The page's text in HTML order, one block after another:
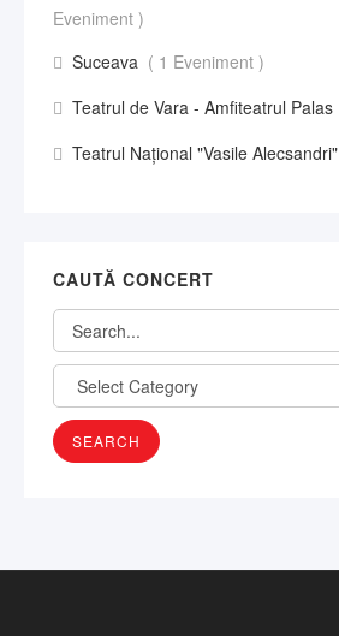
Eveniment )
Suceava ( 1 Eveniment )
Teatrul de Vara - Amfiteatrul Palas
Teatrul Național "Vasile Alecsandri"
CAUTĂ CONCERT